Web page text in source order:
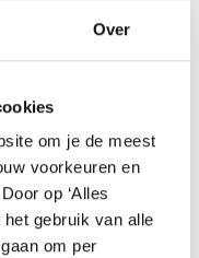
Over
om je de meest
voorkeuren en
op ‘Alles
gebruik van alle
om per
Ze
of er eetbare
vinden. Vanuit het
met de begrippen
geïnspireerd op
gebruiken hiervoor
daar nieuwe
om in beweging en